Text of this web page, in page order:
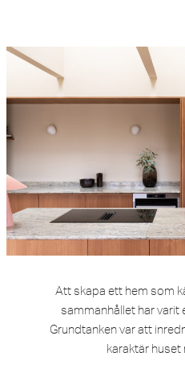
Att skapa ett hem som
sammanhållet har varit
Grundtanken var att
karaktär huset